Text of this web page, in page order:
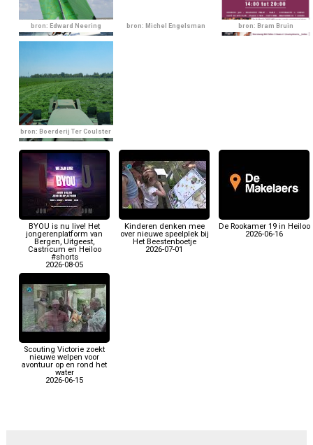
bron: Edward Neering bron: Michel Engelsman bron: Bram Bruin
bron: Boerderij Ter Coulster
BYOU is nu live! Het
jongerenplatform van
Bergen, Uitgeest,
Castricum en Heiloo
#shorts
2026-08-05
Kinderen denken mee
over nieuwe speelplek bij
Het Beestenboetje
2026-07-01
De Rookamer 19 in Heiloo
2026-06-16
Scouting Victorie zoekt
nieuwe welpen voor
avontuur op en rond het
water
2026-06-15